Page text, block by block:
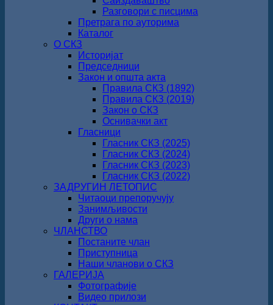
Разговори с писцима
Претрага по ауторима
Каталог
О СКЗ
Историјат
Председници
Закон и општа акта
Правила СКЗ (1892)
Правила СКЗ (2019)
Закон о СКЗ
Оснивачки акт
Гласници
Гласник СКЗ (2025)
Гласник СКЗ (2024)
Гласник СКЗ (2023)
Гласник СКЗ (2022)
ЗАДРУГИН ЛЕТОПИС
Читаоци препоручују
Занимљивости
Други о нама
ЧЛАНСТВО
Постаните члан
Приступница
Наши чланови о СКЗ
ГАЛЕРИЈА
Фотографије
Видео прилози